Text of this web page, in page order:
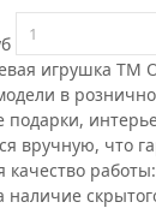
игрушка ТМ
в
подарки,
вручную, что
качество
наличие